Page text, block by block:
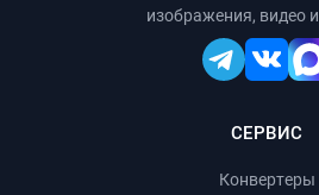
изображения, видео
СЕРВИС
Конвертеры